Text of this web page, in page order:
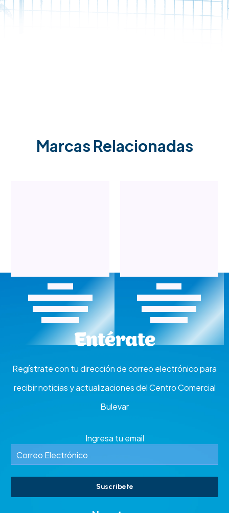
Marcas Relacionadas
Aquiles Accesorios Arturo Calle
Entérate
Regístrate con tu dirección de correo electrónico para
recibir noticias y actualizaciones del Centro Comercial
Bulevar
Ingresa tu email
Suscríbete